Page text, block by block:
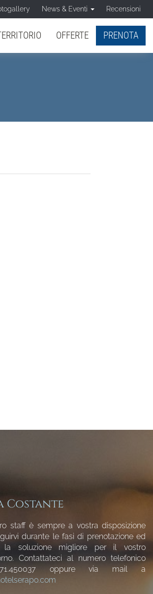
News & Eventi Recensioni
OFFERTE PRENOTA
Costante
staff è sempre a vostra disposizione
durante le fasi di prenotazione ed
la soluzione migliore per il vostro
Contattateci al numero telefonico
oppure via mail a